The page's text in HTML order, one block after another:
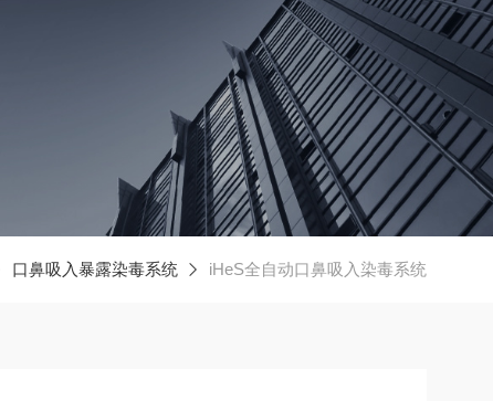
口鼻吸入暴露染毒系统 iHeS全自动口鼻吸入染毒系统